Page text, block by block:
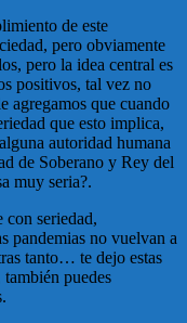
de este
pero obviamente
pero la idea central es
positivos, tal vez no
agregamos que cuando
que esto implica,
autoridad humana
de Soberano y Rey del
muy seria?.
seriedad,
pandemias no vuelvan a
tanto… te dejo estas
puedes